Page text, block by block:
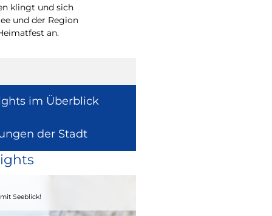
klingt und sich
und der Region
an.
im Überblick
der Stadt
Seeblick!